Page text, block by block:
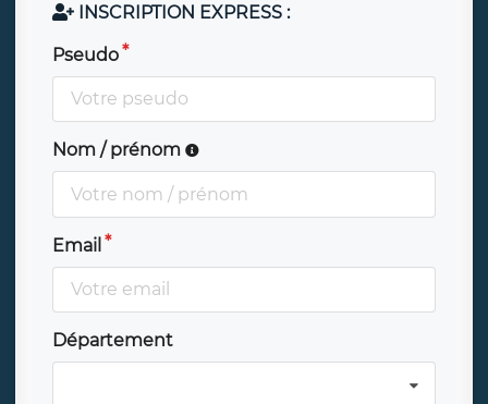
INSCRIPTION EXPRESS :
Pseudo
Nom / prénom
Email
Département